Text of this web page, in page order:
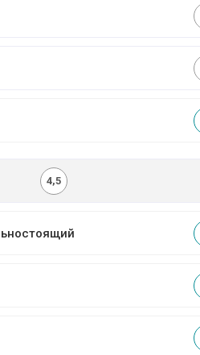
4,5